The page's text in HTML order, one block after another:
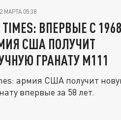
МАРТА 05:38
TIMES: ВПЕРВЫЕ С 1968
США ПОЛУЧИТ
ГРАНАТУ M111
армия США получит
впервые за 58 лет.